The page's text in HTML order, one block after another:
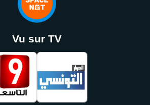
Vu sur TV